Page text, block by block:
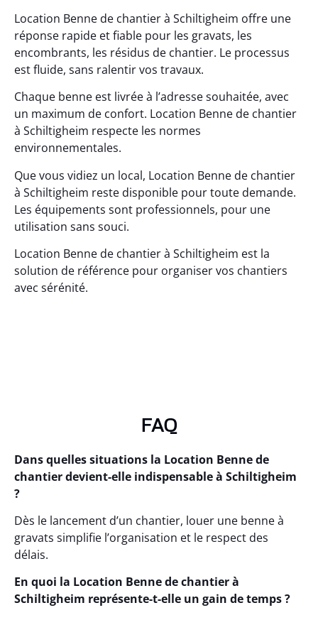
Location Benne de chantier à Schiltigheim offre une
réponse rapide et fiable pour les gravats, les
encombrants, les résidus de chantier. Le processus
est fluide, sans ralentir vos travaux.
Chaque benne est livrée à l’adresse souhaitée, avec
un maximum de confort. Location Benne de chantier
à Schiltigheim respecte les normes
environnementales.
Que vous vidiez un local, Location Benne de chantier
à Schiltigheim reste disponible pour toute demande.
Les équipements sont professionnels, pour une
utilisation sans souci.
Location Benne de chantier à Schiltigheim est la
solution de référence pour organiser vos chantiers
avec sérénité.
FAQ
Dans quelles situations la Location Benne de
chantier devient-elle indispensable à Schiltigheim
?
Dès le lancement d’un chantier, louer une benne à
gravats simplifie l’organisation et le respect des
délais.
En quoi la Location Benne de chantier à
Schiltigheim représente-t-elle un gain de temps ?